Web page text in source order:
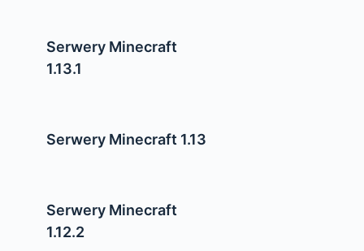
Serwery Minecraft
1.13.1
Serwery Minecraft 1.13
Serwery Minecraft
1.12.2